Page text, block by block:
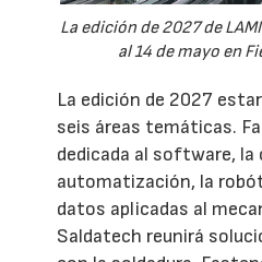
La edición de 2027 de
al 14 de mayo en
La edición de 2027
seis áreas temáticas.
dedicada al software, la
automatización, la
datos aplicadas al
Saldatech reunirá